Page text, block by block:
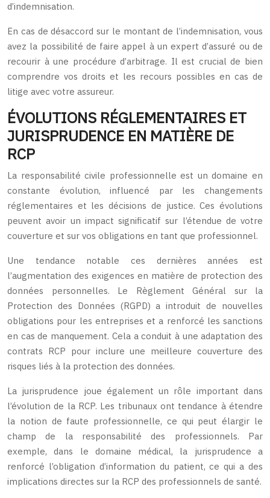
d’indemnisation.
En cas de désaccord sur le montant de l’indemnisation, vous
avez la possibilité de faire appel à un expert d’assuré ou de
recourir à une procédure d’arbitrage. Il est crucial de bien
comprendre vos droits et les recours possibles en cas de
litige avec votre assureur.
ÉVOLUTIONS RÉGLEMENTAIRES ET
JURISPRUDENCE EN MATIÈRE DE
RCP
La responsabilité civile professionnelle est un domaine en
constante évolution, influencé par les changements
réglementaires et les décisions de justice. Ces évolutions
peuvent avoir un impact significatif sur l’étendue de votre
couverture et sur vos obligations en tant que professionnel.
Une tendance notable ces dernières années est
l’augmentation des exigences en matière de protection des
données personnelles. Le Règlement Général sur la
Protection des Données (RGPD) a introduit de nouvelles
obligations pour les entreprises et a renforcé les sanctions
en cas de manquement. Cela a conduit à une adaptation des
contrats RCP pour inclure une meilleure couverture des
risques liés à la protection des données.
La jurisprudence joue également un rôle important dans
l’évolution de la RCP. Les tribunaux ont tendance à étendre
la notion de faute professionnelle, ce qui peut élargir le
champ de la responsabilité des professionnels. Par
exemple, dans le domaine médical, la jurisprudence a
renforcé l’obligation d’information du patient, ce qui a des
implications directes sur la RCP des professionnels de santé.